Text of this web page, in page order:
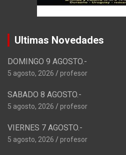
Ultimas Novedades
DOMINGO 9 AGOSTO.-
5 agosto, 2026 profesor
SABADO 8 AGOSTO.-
5 agosto, 2026 profesor
VIERNES 7 AGOSTO.-
5 agosto, 2026 profesor